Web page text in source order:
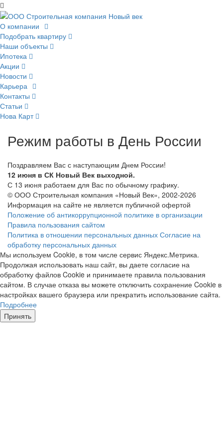
О компании
Подобрать квартиру
Наши объекты
Ипотека
Акции
Новости
Карьера
Контакты
Статьи
Нова Карт
Режим работы в День России
Поздравляем Вас с наступающим Днем России!
12 июня в СК Новый Век выходной.
С 13 июня работаем для Вас по обычному графику.
© ООО Строительная компания «Новый Век», 2002-2026
Информация на сайте не является публичной офертой
Положение об антикоррупционной политике в организации
Правила пользования сайтом
Политика в отношении персональных данных Согласие на
обработку персональных данных
Мы используем Cookie, в том числе сервис Яндекс.Метрика.
Продолжая использовать наш сайт, вы даете согласие на
обработку файлов Cookie и принимаете правила пользования
сайтом. В случае отказа вы можете отключить сохранение Cookie в
настройках вашего браузера или прекратить использование сайта.
Подробнее
Принять